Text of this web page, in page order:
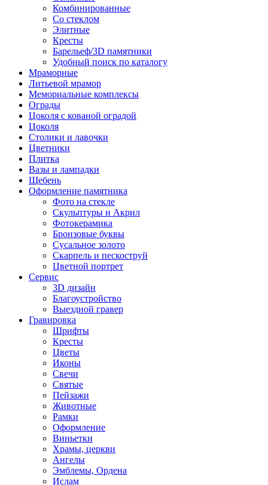
Комбинированные
Со стеклом
Элитные
Кресты
Барельеф/3D памятники
Удобный поиск по каталогу
Мраморные
Литьевой мрамор
Мемориальные комплексы
Ограды
Цоколя с кованой оградой
Цоколя
Столики и лавочки
Цветники
Плитка
Вазы и лампадки
Щебень
Оформление памятника
Фото на стекле
Скульптуры и Акрил
Фотокерамика
Бронзовые буквы
Сусальное золото
Скарпель и пескоструй
Цветной портрет
Сервис
3D дизайн
Благоустройство
Выездной гравер
Гравировка
Шрифты
Кресты
Цветы
Иконы
Свечи
Святые
Пейзажи
Животные
Рамки
Оформление
Виньетки
Храмы, церкви
Ангелы
Эмблемы, Ордена
Ислам